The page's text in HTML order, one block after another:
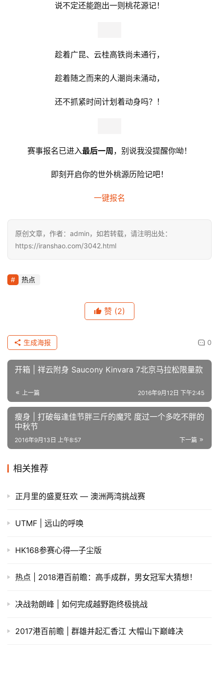
这是一场在天然氧吧中自由穿行的赛事，
如果你还未曾领略普者黑的美，
何不用借此良缘边跑边欣赏呢？
说不定还能跑出一则桃花源记！
趁着随之而来的人潮尚未涌动，
赛事报名已进入 ，别说我没提醒你呦！
即刻开启你的世外桃源历险记吧！
原创文章，作者：admin，如若转载，请注明出处：
热点
生成海报
开箱 | 祥云附身 Saucony Kinvara 7北京马拉松限量款
上一篇 2016年9月12日 下午2:45